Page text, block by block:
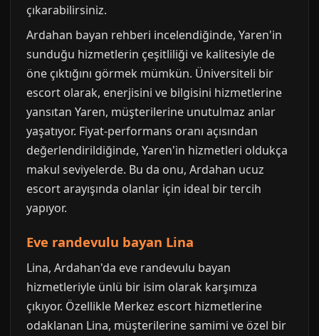
çıkarabilirsiniz.
Ardahan bayan rehberi incelendiğinde, Yaren'in
sunduğu hizmetlerin çeşitliliği ve kalitesiyle de
öne çıktığını görmek mümkün. Üniversiteli bir
escort olarak, enerjisini ve bilgisini hizmetlerine
yansıtan Yaren, müşterilerine unutulmaz anlar
yaşatıyor. Fiyat-performans oranı açısından
değerlendirildiğinde, Yaren'in hizmetleri oldukça
makul seviyelerde. Bu da onu, Ardahan ucuz
escort arayışında olanlar için ideal bir tercih
yapıyor.
Eve randevulu bayan Lina
Lina, Ardahan'da eve randevulu bayan
hizmetleriyle ünlü bir isim olarak karşımıza
çıkıyor. Özellikle Merkez escort hizmetlerine
odaklanan Lina, müşterilerine samimi ve özel bir